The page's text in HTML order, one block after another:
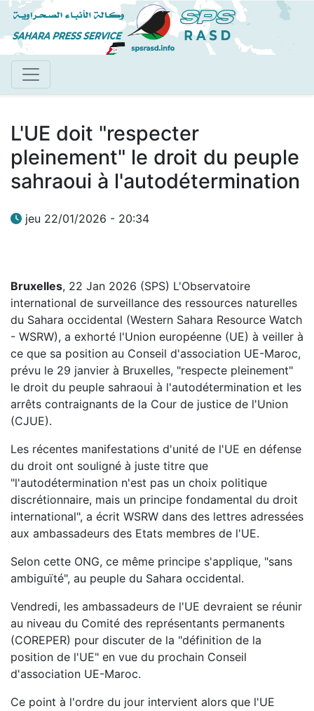
Aller
au
contenu
L'UE doit "respecter
pleinement" le droit du peuple
sahraoui à l'autodétermination
jeu 22/01/2026 - 20:34
Bruxelles, 22 Jan 2026 (SPS) L'Observatoire
international de surveillance des ressources naturelles
du Sahara occidental (Western Sahara Resource Watch
- WSRW), a exhorté l'Union européenne (UE) à veiller à
ce que sa position au Conseil d'association UE-Maroc,
prévu le 29 janvier à Bruxelles, "respecte pleinement"
le droit du peuple sahraoui à l'autodétermination et les
arrêts contraignants de la Cour de justice de l'Union
(CJUE).
Les récentes manifestations d'unité de l'UE en défense
du droit ont souligné à juste titre que
"l'autodétermination n'est pas un choix politique
discrétionnaire, mais un principe fondamental du droit
international", a écrit WSRW dans des lettres adressées
aux ambassadeurs des Etats membres de l'UE.
Selon cette ONG, ce même principe s'applique, "sans
ambiguïté", au peuple du Sahara occidental.
Vendredi, les ambassadeurs de l'UE devraient se réunir
au niveau du Comité des représentants permanents
(COREPER) pour discuter de la "définition de la
position de l'UE" en vue du prochain Conseil
d'association UE-Maroc.
Ce point à l'ordre du jour intervient alors que l'UE